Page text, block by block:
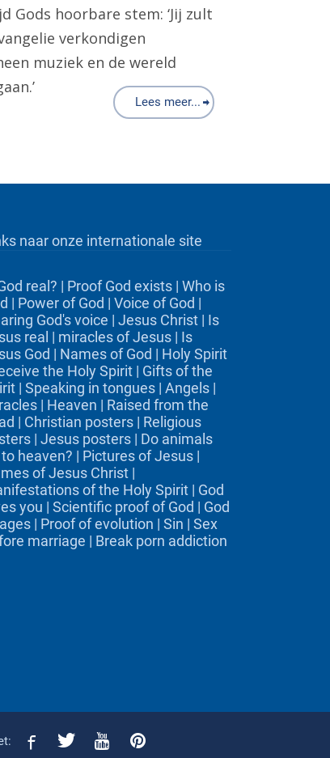
Gods hoorbare stem: ‘Jij zult
verkondigen
muziek en de wereld
Lees meer...
naar onze internationale site
real? | Proof God exists | Who is
| Power of God | Voice of God |
God's voice | Jesus Christ | Is
real | miracles of Jesus | Is
God | Names of God | Holy Spirit
the Holy Spirit | Gifts of the
| Speaking in tongues | Angels |
| Heaven | Raised from the
| Christian posters | Religious
| Jesus posters | Do animals
heaven? | Pictures of Jesus |
of Jesus Christ |
of the Holy Spirit | God
you | Scientific proof of God | God
| Proof of evolution | Sin | Sex
marriage | Break porn addiction